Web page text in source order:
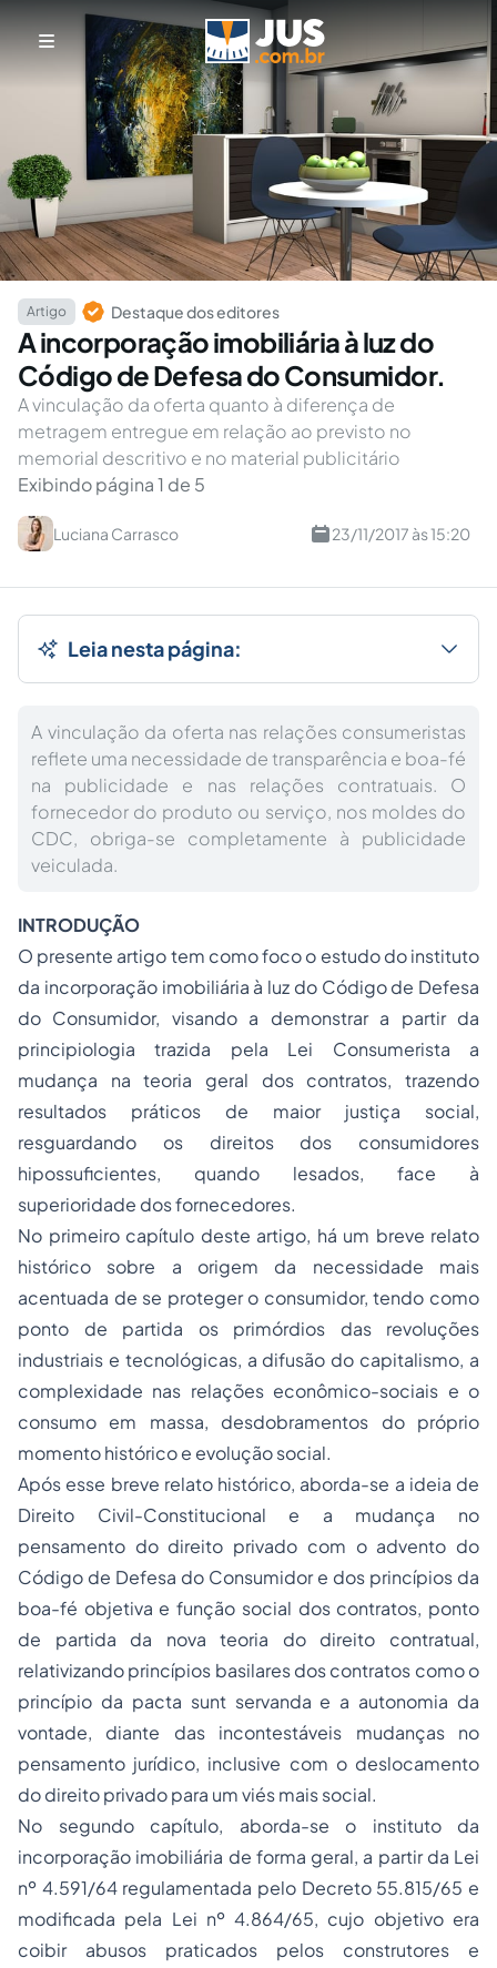
Artigo Destaque dos editores
A incorporação imobiliária à luz do
Código de Defesa do Consumidor.
A vinculação da oferta quanto à diferença de
metragem entregue em relação ao previsto no
memorial descritivo e no material publicitário
Exibindo página 1 de 5
Luciana Carrasco 23/11/2017 às 15:20
Leia nesta página:
A vinculação da oferta nas relações consumeristas
reflete uma necessidade de transparência e boa-fé
na publicidade e nas relações contratuais. O
fornecedor do produto ou serviço, nos moldes do
CDC, obriga-se completamente à publicidade
veiculada.
INTRODUÇÃO
O presente artigo tem como foco o estudo do instituto
da incorporação imobiliária à luz do Código de Defesa
do Consumidor, visando a demonstrar a partir da
principiologia trazida pela Lei Consumerista a
mudança na teoria geral dos contratos, trazendo
resultados práticos de maior justiça social,
resguardando os direitos dos consumidores
hipossuficientes, quando lesados, face à
superioridade dos fornecedores.
No primeiro capítulo deste artigo, há um breve relato
histórico sobre a origem da necessidade mais
acentuada de se proteger o consumidor, tendo como
ponto de partida os primórdios das revoluções
industriais e tecnológicas, a difusão do capitalismo, a
complexidade nas relações econômico-sociais e o
consumo em massa, desdobramentos do próprio
momento histórico e evolução social.
Após esse breve relato histórico, aborda-se a ideia de
Direito Civil-Constitucional e a mudança no
pensamento do direito privado com o advento do
Código de Defesa do Consumidor e dos princípios da
boa-fé objetiva e função social dos contratos, ponto
de partida da nova teoria do direito contratual,
relativizando princípios basilares dos contratos como o
princípio da pacta sunt servanda e a autonomia da
vontade, diante das incontestáveis mudanças no
pensamento jurídico, inclusive com o deslocamento
do direito privado para um viés mais social.
No segundo capítulo, aborda-se o instituto da
incorporação imobiliária de forma geral, a partir da Lei
nº 4.591/64 regulamentada pelo Decreto 55.815/65 e
modificada pela Lei nº 4.864/65, cujo objetivo era
coibir abusos praticados pelos construtores e